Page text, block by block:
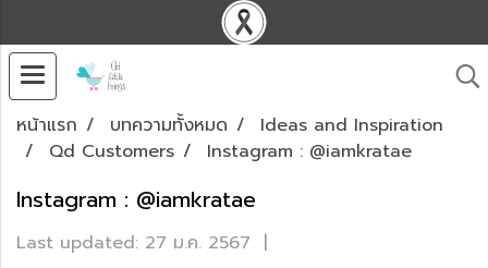
หน้าแรก บทความทั้งหมด
Ideas and Inspiration
Qd Customers
Instagram : @iamkratae
Instagram : @iamkratae
Last updated: 27 ม.ค. 2567 |